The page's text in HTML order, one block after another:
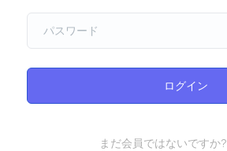
まだ会員ではないですか?